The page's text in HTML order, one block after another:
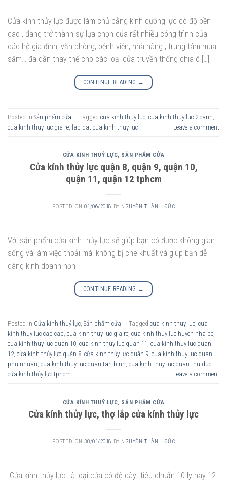
Cửa kính thủy lực được làm chủ bằng kính cường lực có độ bền
cao , đang trở thành sự lựa chọn của rất nhiều công trình của
các hộ gia đình, văn phòng, bệnh viện, nhà hàng , trung tâm mua
sắm… đã dần thay thế cho các loại cửa truyền thống chia ô […]
CONTINUE READING →
Posted in Sản phẩm cửa | Tagged cua kinh thuy luc cua kinh thuy luc 2 canh
cua kinh thuy luc gia re lap dat cua kinh thuy luc Leave a comment
CỬA KÍNH THUỶ LỰC, SẢN PHẨM CỬA
Cửa kính thủy lực quận 8, quận 9, quận 10,
quận 11, quận 12 tphcm
POSTED ON01/06/2018 BY NGUYỄN THÀNH ĐỨC
Với sản phẩm cửa kính thủy lực sẽ giúp bạn có được không gian
sống và làm việc thoải mái không bị che khuất và giúp bạn dễ
dàng kinh doanh hơn
CONTINUE READING →
Posted in Cửa kính thuỷ lực, Sản phẩm cửa | Tagged cua kinh thuy luc, cua
kinh thuy luc cao cap, cua kinh thuy luc gia re, cua kinh thuy luc huyen nha be,
cua kinh thuy luc quan 10, cua kinh thuy luc quan 11 , cua kinh thuy luc quan
12, cửa kính thủy lực quận 8, cửa kính thủy lực quận 9, cua kinh thuy luc quan
phu nhuan, cua kinh thuy luc quan tan binh, cua kinh thuy luc quan thu duc,
cửa kính thủy lực tphcm
Leave a comment
CỬA KÍNH THUỶ LỰC, SẢN PHẨM CỬA
Cửa kính thủy lực, thợ lắp cửa kính thủy lực
POSTED ON30/01/2018 BY NGUYỄN THÀNH ĐỨC
Cửa kính thủy lực là loại cửa có độ dày tiêu chuẩn 10 ly hay 12